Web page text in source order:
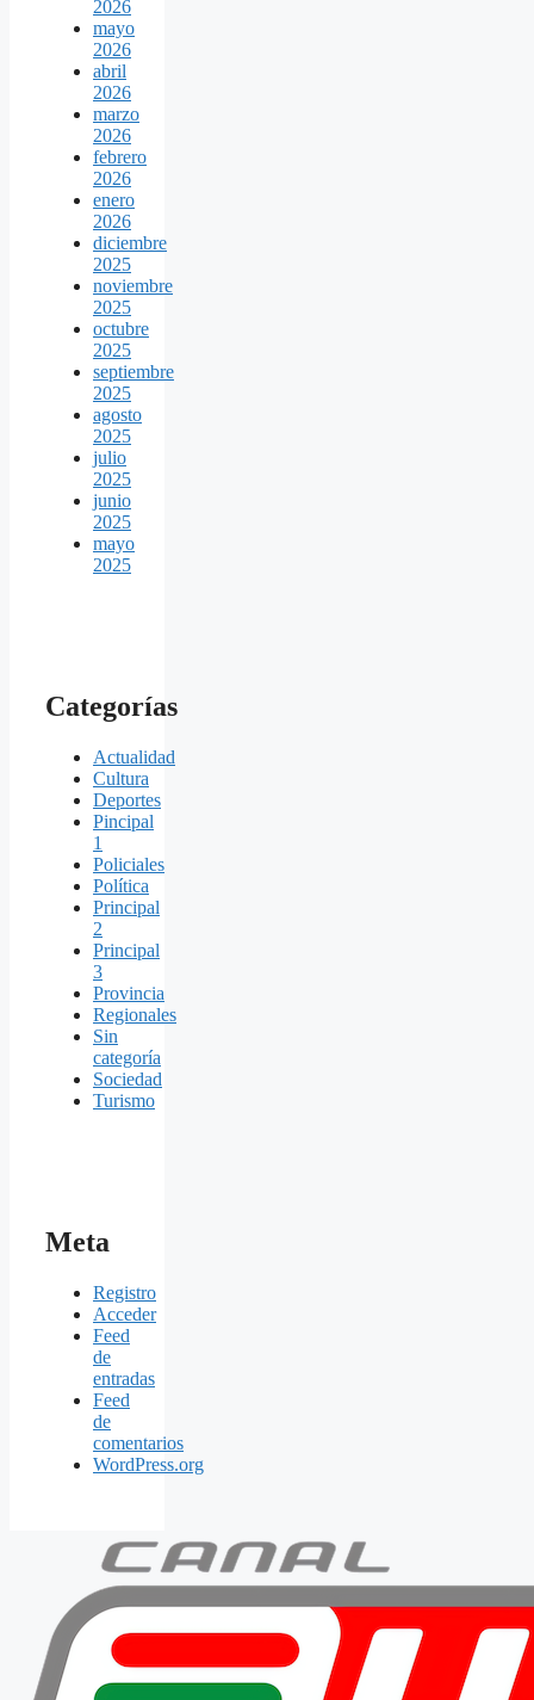
2026
mayo
2026
abril
2026
marzo
2026
febrero
2026
enero
2026
diciembre
2025
noviembre
2025
octubre
2025
septiembre
2025
agosto
2025
julio
2025
junio
2025
mayo
2025
Categorías
Actualidad
Cultura
Deportes
Pincipal
1
Policiales
Política
Principal
2
Principal
3
Provincia
Regionales
Sin
categoría
Sociedad
Turismo
Meta
Registro
Acceder
Feed
de
entradas
Feed
de
comentarios
WordPress.org